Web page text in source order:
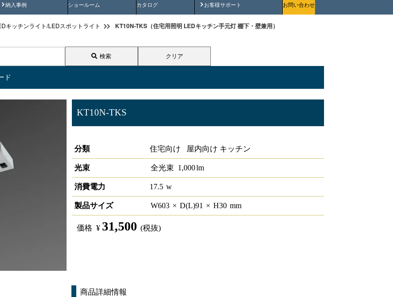
納入事例
納入事例動画 ショールーム カタログ お客様サポート
安全にご使用いただくためにお問い合わせ
キッチンライト/LEDスポットライト KT10N-TKS（住宅用照明 LEDキッチン手元灯 棚下・壁兼用）
検索 クリア
ド
KT10N-TKS
分類
住宅向け 屋内向け キッチン
光束 全光束 1,000lm
消費電力 17.5 w
製品サイズ W603 × D(L)91 × H30 mm
価格 ¥ 31,500 (税抜)
商品詳細情報